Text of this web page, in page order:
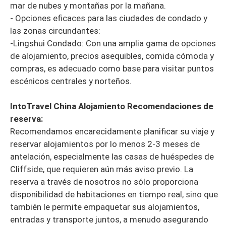
mar de nubes y montañas por la mañana.
- Opciones eficaces para las ciudades de condado y
las zonas circundantes:
-Lingshui Condado: Con una amplia gama de opciones
de alojamiento, precios asequibles, comida cómoda y
compras, es adecuado como base para visitar puntos
escénicos centrales y norteños.
IntoTravel China Alojamiento Recomendaciones de
reserva:
Recomendamos encarecidamente planificar su viaje y
reservar alojamientos por lo menos 2-3 meses de
antelación, especialmente las casas de huéspedes de
Cliffside, que requieren aún más aviso previo. La
reserva a través de nosotros no sólo proporciona
disponibilidad de habitaciones en tiempo real, sino que
también le permite empaquetar sus alojamientos,
entradas y transporte juntos, a menudo asegurando